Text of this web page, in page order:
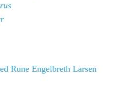
Rune Engelbreth Larsen